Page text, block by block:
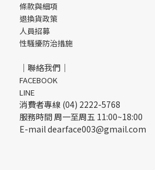
條款與細項
退換貨政策
人員招募
性騷擾防治措施
｜聯絡我們｜
FACEBOOK
LINE
消費者專線 (04) 2222-5768
服務時間 周一至周五 11:00~18:00
E-mail dearface003@gmail.com